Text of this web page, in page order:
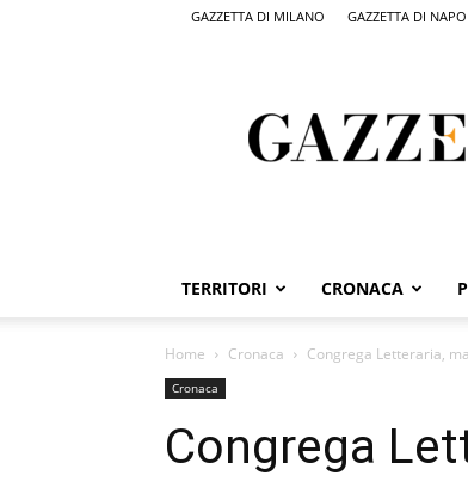
GAZZETTA DI MILANO GAZZETTA DI
il
TERRITORI CRONACA
Home Cronaca Congrega Letteraria,
Cronaca
Congrega